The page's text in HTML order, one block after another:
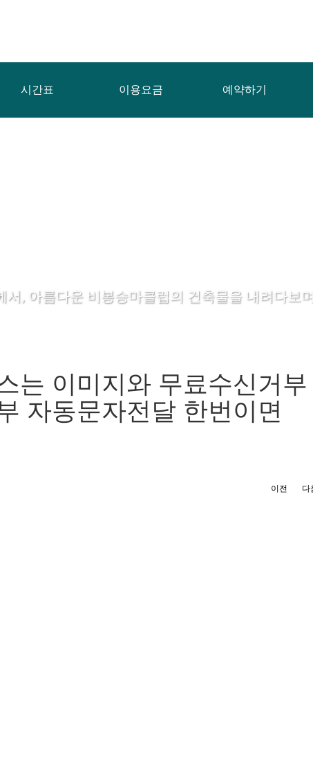
시간표 이용요금 예약하기
, 아름다운 비봉승마클럽의 건축물을 내려다보
는 이미지와 무료수신거
자동문자전달 한번이면
이전 다